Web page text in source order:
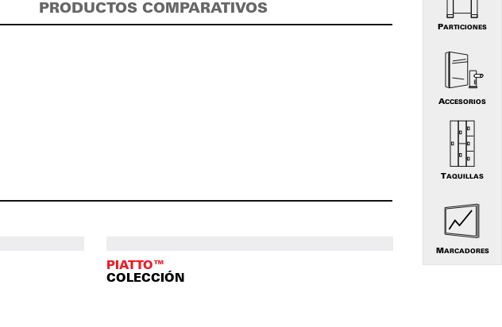
PRODUCTOS COMPARATIVOS
PIATTO™
COLECCIÓN
PARTICIONES
ACCESORIOS
TAQUILLAS
MARCADORES